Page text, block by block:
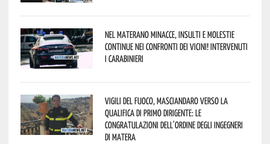
Nel materano minacce, insulti e molestie
continue nei confronti dei vicini! Intervenuti
i Carabinieri
Vigili del Fuoco, Masciandaro verso la
qualifica di Primo Dirigente: le
congratulazioni dell’Ordine degli Ingegneri
di Matera